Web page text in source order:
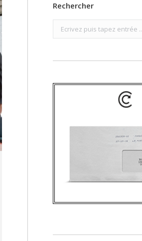
Rechercher
Search: